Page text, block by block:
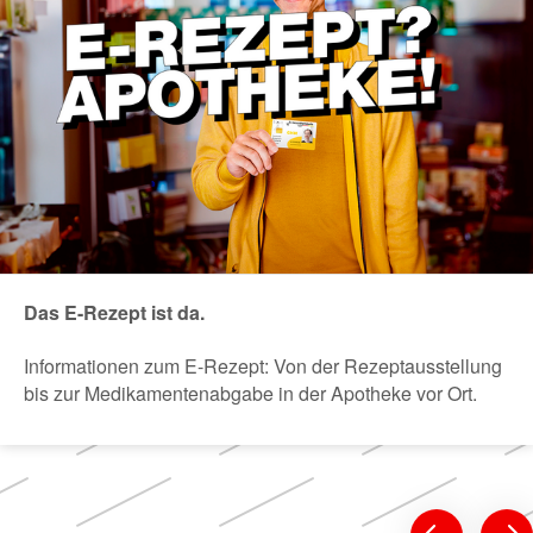
Das E-Rezept ist da.
Informationen zum E-Rezept: Von der Rezeptausstellung
bis zur Medikamentenabgabe in der Apotheke vor Ort.